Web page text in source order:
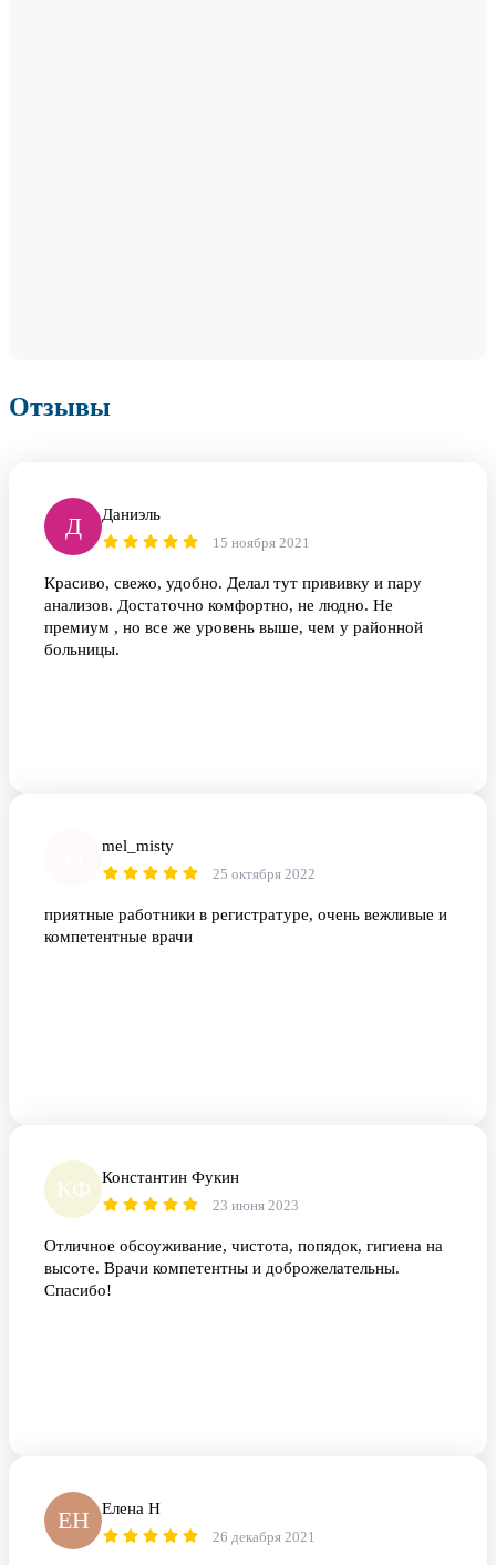
Отзывы
Д Даниэль
15 ноября 2021
Красиво, свежо, удобно. Делал тут прививку и пару
анализов. Достаточно комфортно, не людно. Не
премиум , но все же уровень выше, чем у районной
больницы.
mel_misty
25 октября 2022
приятные работники в регистратуре, очень вежливые и
компетентные врачи
КФ Константин Фукин
23 июня 2023
Отличное обсоуживание, чистота, попядок, гигиена на
высоте. Врачи компетентны и доброжелательны.
Спасибо!
ЕН Елена Н
26 декабря 2021